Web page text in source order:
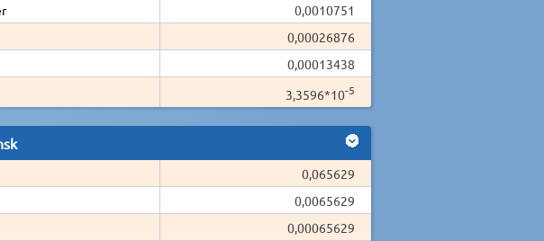
0,0010751
0,00026876
0,00013438
3,3596*10-5
0,065629
0,0065629
0,00065629